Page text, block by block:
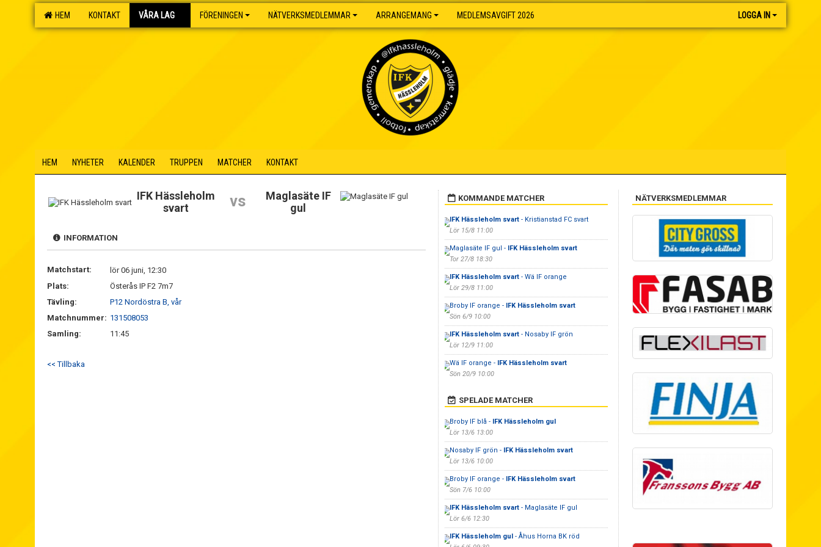
HEM KONTAKT VÅRA LAG FÖRENINGEN NÄTVERKSMEDLEMMAR ARRANGEMANG MEDLEMSAVGIFT 2026 LOGGA IN
HEM NYHETER KALENDER TRUPPEN MATCHER KONTAKT
IFK Hässleholm
svart
vs
Maglasäte IF
gul
INFORMATION
Matchstart:
lör 06 juni, 12:30
Plats:
Österås IP F2 7m7
Tävling:
P12 Nordöstra B, vår
Matchnummer: 131508053
Samling:
11:45
<< Tillbaka
KOMMANDE MATCHER
IFK Hässleholm svart- Kristianstad FC svart
Lör 15/8 11:00
Maglasäte IF gul - IFK Hässleholm svart
Tor 27/8 18:30
IFK Hässleholm svart- Wä IF orange
Lör 29/8 11:00
Broby IF orange - IFK Hässleholm svart
Sön 6/9 10:00
IFK Hässleholm svart- Nosaby IF grön
Lör 12/9 11:00
Wä IF orange - IFK Hässleholm svart
Sön 20/9 10:00
SPELADE MATCHER
Broby IF blå - IFK Hässleholm gul
Lör 13/6 13:00
Nosaby IF grön - IFK Hässleholm svart
Lör 13/6 10:00
Broby IF orange - IFK Hässleholm svart
Sön 7/6 10:00
IFK Hässleholm svart- Maglasäte IF gul
Lör 6/6 12:30
IFK Hässleholm gul- Åhus Horna BK röd
NÄTVERKSMEDLEMMAR